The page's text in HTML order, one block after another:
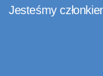
Jesteśmy